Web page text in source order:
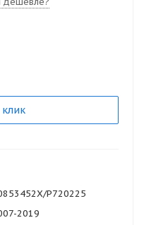
P720225
2019